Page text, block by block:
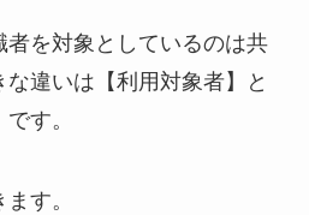
者を対象としているのは共
な違いは【利用対象者】と
です。
す。